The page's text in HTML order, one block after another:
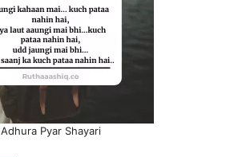
Adhura Pyar Shayari